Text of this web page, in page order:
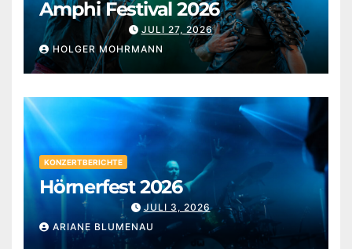
Amphi Festival 2026
JULI 27, 2026
HOLGER MOHRMANN
KONZERTBERICHTE
Hörnerfest 2026
JULI 3, 2026
ARIANE BLUMENAU